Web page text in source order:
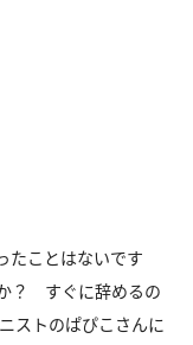
たことはないです
？ すぐに辞めるの
ストのぱぴこさんに